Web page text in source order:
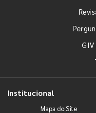
GIV
Institucional
Mapa do Site